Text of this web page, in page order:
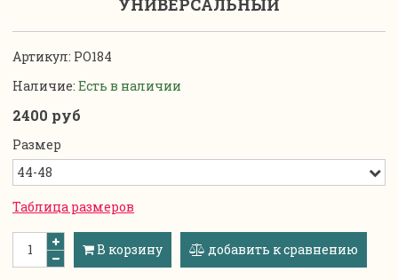
Артикул: РО184
Наличие: Есть в наличии
2400 руб
Размер
Таблица размеров
В корзину добавить к сравнению